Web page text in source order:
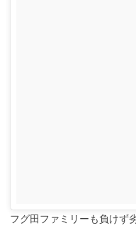
フグ田ファミリーも負けず